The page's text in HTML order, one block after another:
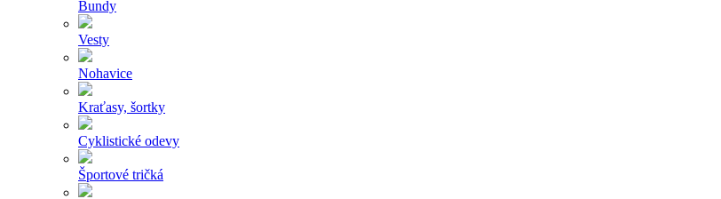
Bundy
Vesty
Nohavice
Kraťasy, šortky
Cyklistické odevy
Športové tričká